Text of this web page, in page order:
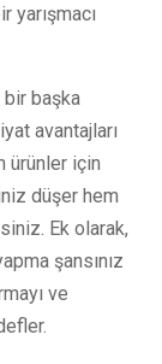
yarışmacı
bir başka
avantajları
ürünler için
düşer hem
Ek olarak,
şansınız
ve